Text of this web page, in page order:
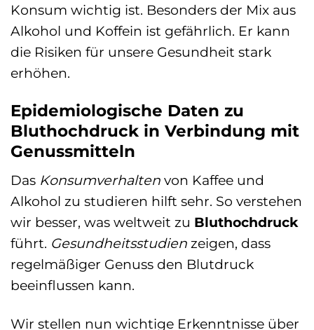
Konsum wichtig ist. Besonders der Mix aus
Alkohol und Koffein ist gefährlich. Er kann
die Risiken für unsere Gesundheit stark
erhöhen.
Epidemiologische Daten zu
Bluthochdruck in Verbindung mit
Genussmitteln
Das Konsumverhalten von Kaffee und
Alkohol zu studieren hilft sehr. So verstehen
wir besser, was weltweit zu Bluthochdruck
führt. Gesundheitsstudien zeigen, dass
regelmäßiger Genuss den Blutdruck
beeinflussen kann.
Wir stellen nun wichtige Erkenntnisse über